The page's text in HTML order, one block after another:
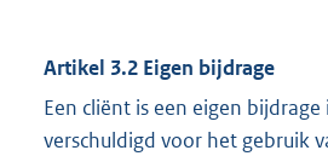
Artikel 3.2 Eigen bijdrage
Een cliënt is een eigen
verschuldigd voor het gebruik